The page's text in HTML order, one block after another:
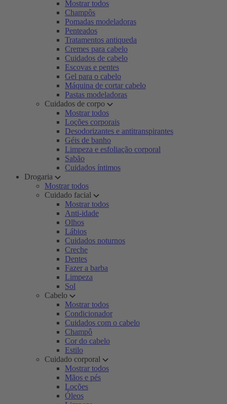
Mostrar todos
Champôs
Pomadas modeladoras
Penteados
Tratamentos antiqueda
Cremes para cabelo
Cuidados de cabelo
Escovas e pentes
Gel para o cabelo
Máquina de cortar cabelo
Pastas modeladoras
Cuidados de corpo
Mostrar todos
Loções corporais
Desodorizantes e antitranspirantes
Géis de banho
Limpeza e esfoliação corporal
Sabão
Cuidados íntimos
Drogaria
Mostrar todos
Cuidado facial
Mostrar todos
Anti-idade
Olhos
Lábios
Cuidados noturnos
Creche
Dentes
Fazer a barba
Limpeza
Sol
Cabelo
Mostrar todos
Condicionador
Cuidados com o cabelo
Champô
Cor do cabelo
Estilo
Cuidado corporal
Mostrar todos
Mãos e pés
Loções
Óleos